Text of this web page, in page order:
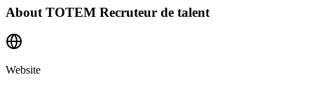
About TOTEM Recruteur de talent
Website